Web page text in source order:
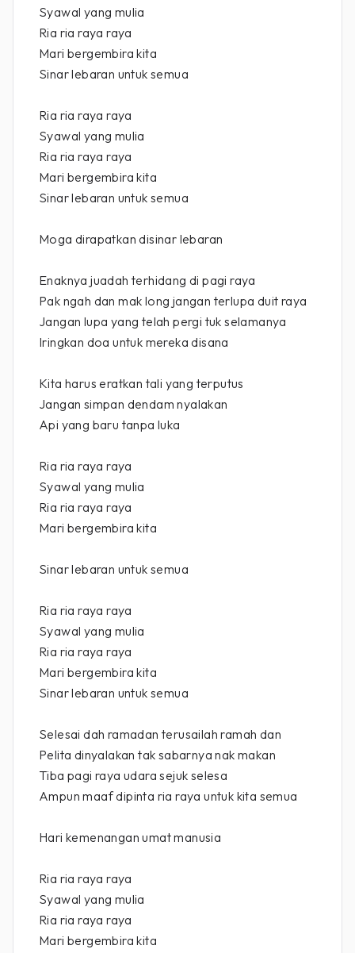
Syawal yang mulia
Ria ria raya raya
Mari bergembira kita
Sinar lebaran untuk semua
Ria ria raya raya
Syawal yang mulia
Ria ria raya raya
Mari bergembira kita
Sinar lebaran untuk semua
Moga dirapatkan disinar lebaran
Enaknya juadah terhidang di pagi raya
Pak ngah dan mak long jangan terlupa duit raya
Jangan lupa yang telah pergi tuk selamanya
Iringkan doa untuk mereka disana
Kita harus eratkan tali yang terputus
Jangan simpan dendam nyalakan
Api yang baru tanpa luka
Ria ria raya raya
Syawal yang mulia
Ria ria raya raya
Mari bergembira kita
Sinar lebaran untuk semua
Ria ria raya raya
Syawal yang mulia
Ria ria raya raya
Mari bergembira kita
Sinar lebaran untuk semua
Selesai dah ramadan terusailah ramah dan
Pelita dinyalakan tak sabarnya nak makan
Tiba pagi raya udara sejuk selesa
Ampun maaf dipinta ria raya untuk kita semua
Hari kemenangan umat manusia
Ria ria raya raya
Syawal yang mulia
Ria ria raya raya
Mari bergembira kita